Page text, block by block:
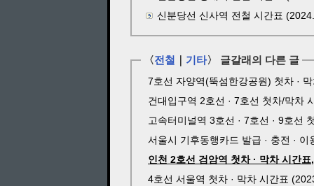
신분당선 신사역 전철 시간표
〈전철 기타〉 글갈래의 다른 글
7호선 자양역(뚝섬한강공원) 첫차 ·
건대입구역 2호선 · 7호선 첫차/막차
고속터미널역 3호선 · 7호선 · 9호선
서울시 기후동행카드 발급 · 충전 ·
인천 2호선 검암역 첫차 · 막차 시간
4호선 서울역 첫차 · 막차 시간표